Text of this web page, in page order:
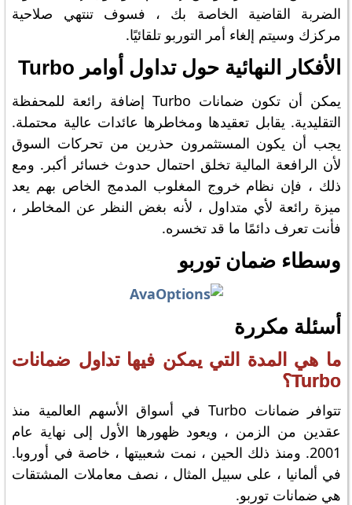
الضربة القاضية الخاصة بك ، فسوف تنتهي صلاحية
مركزك وسيتم إلغاء أمر التوربو تلقائيًا.
الأفكار النهائية حول تداول أوامر Turbo
يمكن أن تكون ضمانات Turbo إضافة رائعة للمحفظة
التقليدية. يقابل تعقيدها ومخاطرها عائدات عالية محتملة.
يجب أن يكون المستثمرون حذرين من تحركات السوق
لأن الرافعة المالية تخلق احتمال حدوث خسائر أكبر. ومع
ذلك ، فإن نظام خروج المغلوب المدمج الخاص بهم يعد
ميزة رائعة لأي متداول ، لأنه بغض النظر عن المخاطر ،
فأنت تعرف دائمًا ما قد تخسره.
وسطاء ضمان توربو
أسئلة مكررة
ما هي المدة التي يمكن فيها تداول ضمانات
Turbo؟
تتوافر ضمانات Turbo في أسواق الأسهم العالمية منذ
عقدين من الزمن ، ويعود ظهورها الأول إلى نهاية عام
2001. ومنذ ذلك الحين ، نمت شعبيتها ، خاصة في أوروبا.
في ألمانيا ، على سبيل المثال ، نصف معاملات المشتقات
هي ضمانات توربو.